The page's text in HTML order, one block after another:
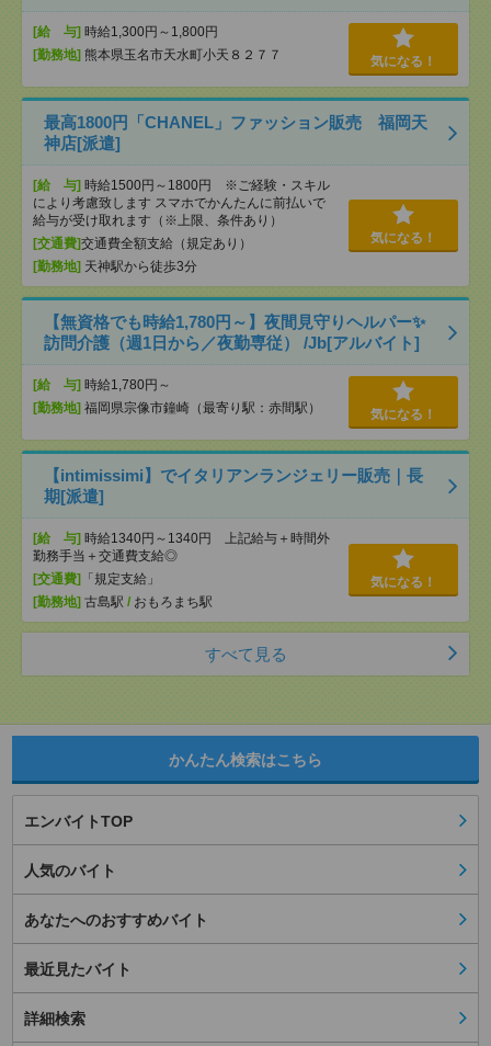
[給 与] 時給1,300円～1,800円
[勤務地] 熊本県玉名市天水町小天８２７７ 気になる！
最高1800円「CHANEL」ファッション販売 福岡天
神店[派遣]
[給 与] 時給1500円～1800円 ※ご経験・スキル
により考慮致します スマホでかんたんに前払いで
給与が受け取れます（※上限、条件あり）
[交通費]交通費全額支給（規定あり）
[勤務地] 天神駅から徒歩3分
気になる！
【無資格でも時給1,780円～】夜間見守りヘルパー✨
訪問介護（週1日から／夜勤専従） /Jb[アルバイト]
[給 与] 時給1,780円～
[勤務地] 福岡県宗像市鐘崎（最寄り駅：赤間駅） 気になる！
【intimissimi】でイタリアンランジェリー販売｜長
期[派遣]
[給 与] 時給1340円～1340円 上記給与＋時間外
勤務手当＋交通費支給◎
[交通費]
「規定支給」
[勤務地] 古島駅 / おもろまち駅
気になる！
すべて見る
かんたん検索はこちら
エンバイトTOP
人気のバイト
あなたへのおすすめバイト
最近見たバイト
詳細検索